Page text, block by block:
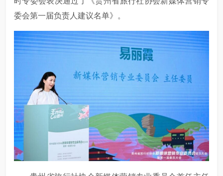
委会第一届负责人建议名单》。